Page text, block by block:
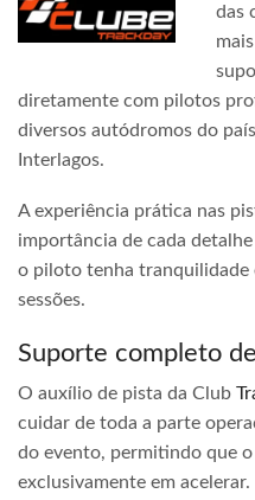
das
diretamente com pilotos
diversos autódromos do
Interlagos.
A experiência prática nas
importância de cada
o piloto tenha
sessões.
Suporte completo
O auxílio de pista da Club
cuidar de toda a parte
do evento, permitindo que
exclusivamente em acelerar.